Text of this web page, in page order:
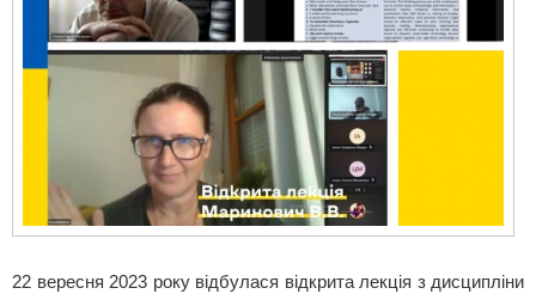
22 вересня 2023 року відбулася відкрита лекція з дисципліни